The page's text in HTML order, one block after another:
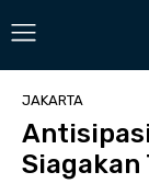
JAKARTA
Siagakan